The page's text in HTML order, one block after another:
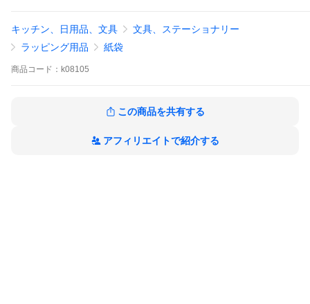
キッチン、日用品、文具
文具、ステーショナリー
ラッピング用品
紙袋
商品 コード： k08105
この商品を共有する
アフィリエイトで紹介する